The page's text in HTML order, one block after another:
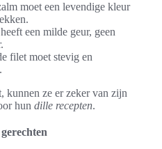
moet een levendige kleur
een milde geur, geen
filet moet stevig en
kunnen ze er zeker van zijn
hun dille recepten.